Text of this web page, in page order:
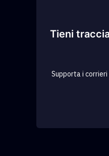
Tieni
Supporta i corrieri